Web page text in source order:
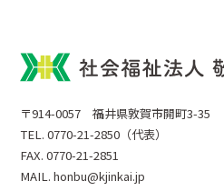
〒914-0057 福井県敦賀市開町3-35
TEL. 0770-21-2850（代表）
FAX. 0770-21-2851
MAIL. honbu@kjinkai.jp